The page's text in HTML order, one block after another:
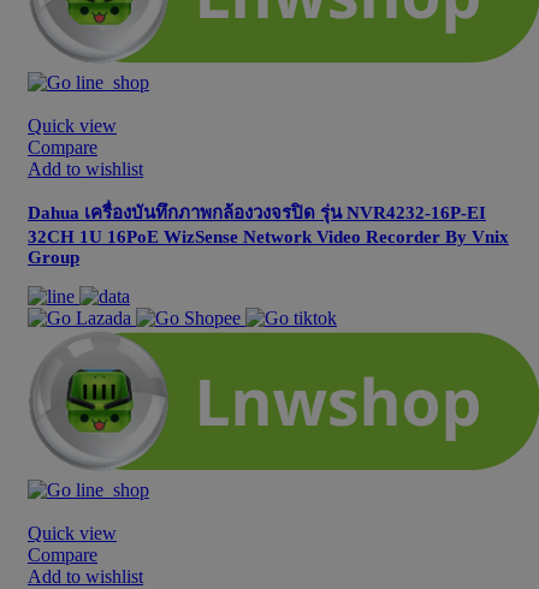
Quick view
Compare
Add to wishlist
Dahua เครื่องบันทึกภาพกล้องวงจรปิด รุ่น NVR4232-16P-EI
32CH 1U 16PoE WizSense Network Video Recorder By Vnix
Group
Quick view
Compare
Add to wishlist